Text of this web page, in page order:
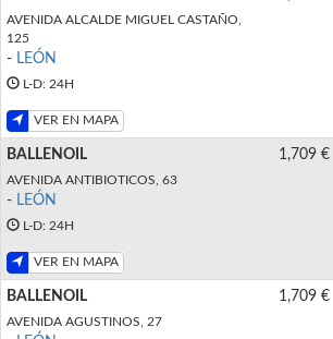
AVENIDA ALCALDE MIGUEL CASTAÑO,
125
- LEÓN
L-D: 24H
VER EN MAPA
BALLENOIL
AVENIDA ANTIBIOTICOS, 63
- LEÓN
L-D: 24H
VER EN MAPA
1,709 €
BALLENOIL
AVENIDA AGUSTINOS, 27
1,709 €